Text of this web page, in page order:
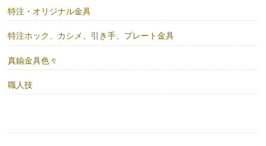
特注・オリジナル金具
特注ホック、カシメ、引き手、プレート金具
真鍮金具色々
職人技